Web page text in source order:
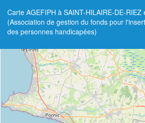
Carte AGEFIPH à SAINT-HILAIRE-DE-RIEZ
(Association de gestion du fonds pour
des personnes handicapées)
+
−